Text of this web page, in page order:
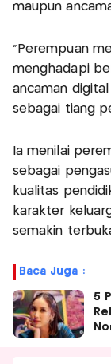
maupun
“Perempuan
menghadapi
ancaman
sebagai tiang
Ia menilai
sebagai
kualitas
karakter
semakin
Baca Juga :
5